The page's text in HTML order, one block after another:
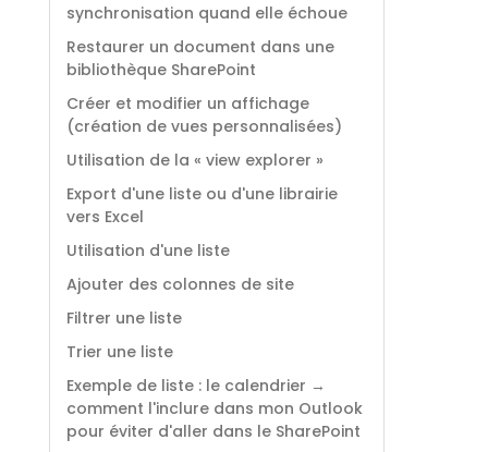
synchronisation quand elle échoue
Restaurer un document dans une
bibliothèque SharePoint
Créer et modifier un affichage
(création de vues personnalisées)
Utilisation de la « view explorer »
Export d'une liste ou d'une librairie
vers Excel
Utilisation d'une liste
Ajouter des colonnes de site
Filtrer une liste
Trier une liste
Exemple de liste : le calendrier →
comment l'inclure dans mon Outlook
pour éviter d'aller dans le SharePoint